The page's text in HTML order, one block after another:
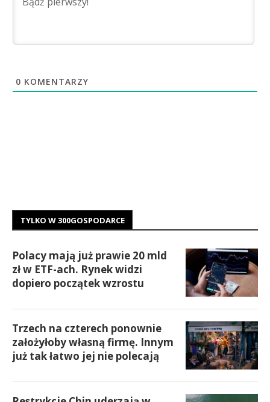
0 KOMENTARZY
TYLKO W 300GOSPODARCE
Polacy mają już prawie 20 mld
zł w ETF-ach. Rynek widzi
dopiero początek wzrostu
Trzech na czterech ponownie
założyłoby własną firmę. Innym
już tak łatwo jej nie polecają